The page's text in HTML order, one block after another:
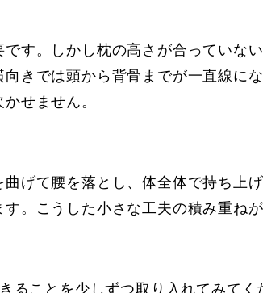
す。しかし枕の高さが合っていな
きでは頭から背骨までが一直線に
せません。
げて腰を落とし、体全体で持ち上
。こうした小さな工夫の積み重ね
ることを少しずつ取り入れてみてく